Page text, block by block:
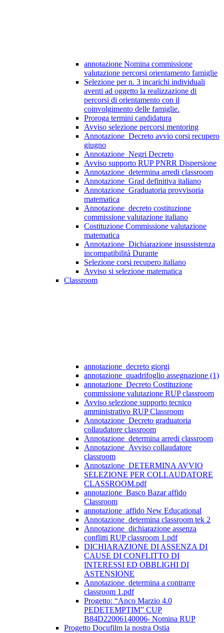
annotazione Nomina commissione
valutazione percorsi orientamento famiglie
Selezione per n. 3 incarichi individuali
aventi ad oggetto la realizzazione di
percorsi di orientamento con il
coinvolgimento delle famiglie.
Proroga termini candidatura
Avviso selezione percorsi mentoring
Annotazione_Decreto avvio corsi recupero
giugno
Annotazione_Negri Decreto
Avviso supporto RUP PNRR Dispersione
Annotazione_determina arredi classroom
Annotazione_Grad definitiva italiano
Annotazione_Graduatoria provvisoria
matematica
Annotazione_decreto costituzione
commissione valutazione italiano
Costituzione Commissione valutazione
matematica
Annotazione_Dichiarazione insussistenza
incompatibilità Durante
Selezione corsi recupero italiano
Avviso si selezione matematica
Classroom
annotazione_decreto giorgi
annotazione_quadrifoglio assegnazione (1)
annotazione_Decreto Costituzione
commissione valutazione RUP classroom
Avviso selezione supporto tecnico
amministrativo RUP Classroom
Annotazione_Decreto graduatoria
collaudatore classroom
Annotazione_determina arredi classroom
Annotazione_Avviso collaudatore
classroom
Annotazione_DETERMINA AVVIO
SELEZIONE PER COLLAUDATORE
CLASSROOM.pdf
annotazione_Basco Bazar affido
Classroom
annotazione_affido New Educational
Annotazione_determina classroom tek 2
Annotazione_dichiarazione assenza
conflitti RUP classroom 1.pdf
DICHIARAZIONE DI ASSENZA DI
CAUSE DI CONFLITTO DI
INTERESSI ED OBBLIGHI DI
ASTENSIONE
Annotazione_determina a contrarre
classroom 1.pdf
Progetto: “Anco Marzio 4.0
PEDETEMPTIM” CUP
B84D22006140006- Nomina RUP
Progetto Docufilm la nostra Ostia